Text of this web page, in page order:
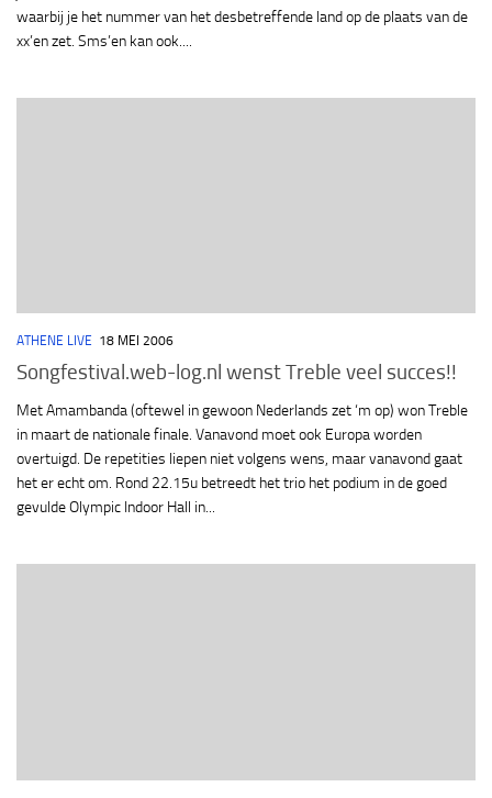
waarbij je het nummer van het desbetreffende land op de plaats van de
xx’en zet. Sms’en kan ook....
ATHENE LIVE 18 MEI 2006
Songfestival.web-log.nl wenst Treble veel succes!!
Met Amambanda (oftewel in gewoon Nederlands zet ‘m op) won Treble
in maart de nationale finale. Vanavond moet ook Europa worden
overtuigd. De repetities liepen niet volgens wens, maar vanavond gaat
het er echt om. Rond 22.15u betreedt het trio het podium in de goed
gevulde Olympic Indoor Hall in...